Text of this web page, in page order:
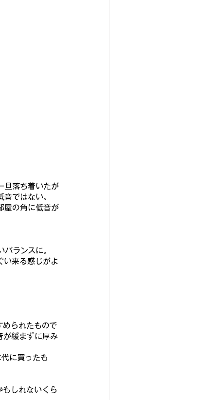
旦落ち着いたが
ではない。
屋の角に低音が
ランスに。
い来る感じがよ
られたもので
が緩まずに厚み
に買ったも
しれないくら